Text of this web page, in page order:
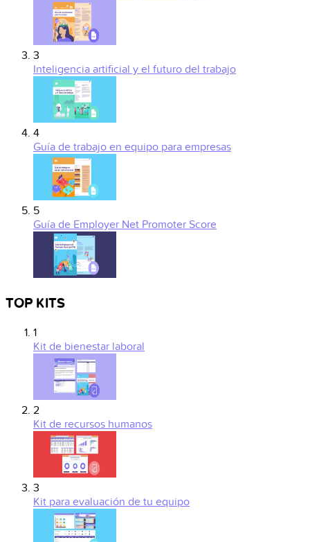
3
Inteligencia artificial y el futuro del trabajo
4
Guía de trabajo en equipo para empresas
5
Guía de Employer Net Promoter Score
TOP KITS
1
Kit de bienestar laboral
2
Kit de recursos humanos
3
Kit para evaluación de tu equipo